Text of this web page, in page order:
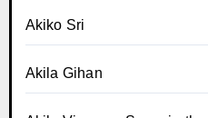
Akiko Sri
Akila Gihan